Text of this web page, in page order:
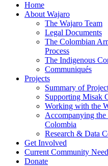
Home
About Wajaro
The Wajaro Team
Legal Documents
The Colombian
Process
The Indigenous
Communiqués
Projects
Summary of
Supporting Misak
Working with the
Accompanying
Colombia
Research & Data
Get Involved
Current Community
Donate